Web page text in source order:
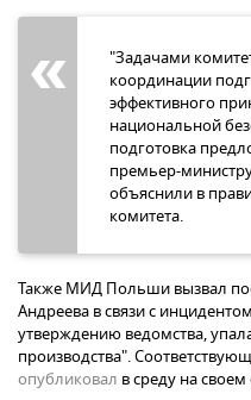
"Задачами
координации
эффективного
национальной
подготовка
премьер-
объяснили в
комитета.
Также МИД Польши вызвал
Андреева в связи с
утверждению ведомства,
производства".
опубликовал в среду на